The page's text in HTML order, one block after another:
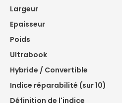
Largeur
Epaisseur
Poids
Ultrabook
Hybride / Convertible
Indice réparabilité (sur 10)
Définition de l'indice